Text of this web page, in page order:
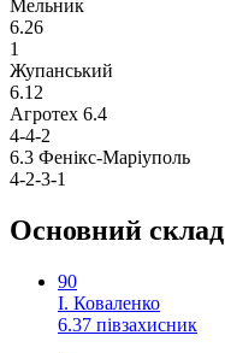
Мельник
6.26
1
Жупанський
6.12
Агротех 6.4
4-4-2
6.3 Фенікс-Маріуполь
4-2-3-1
Основний склад
90
І. Коваленко
6.37 півзахисник